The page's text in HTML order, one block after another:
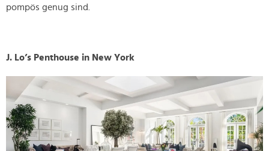
pompös genug sind.
J. Lo’s Penthouse in New York